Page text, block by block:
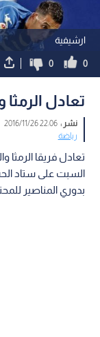
ارشيفية
0
0
تعادل
نشر :22:06 2016/11/26
رياضة
تعادل فريقا الرمثا
السبت على ستاد
بدوري المناصير